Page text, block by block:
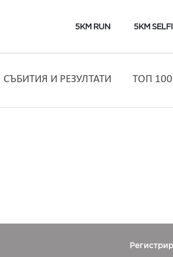
5KM RUN 5KM
СЪБИТИЯ И РЕЗУЛТАТИ ТОП 100